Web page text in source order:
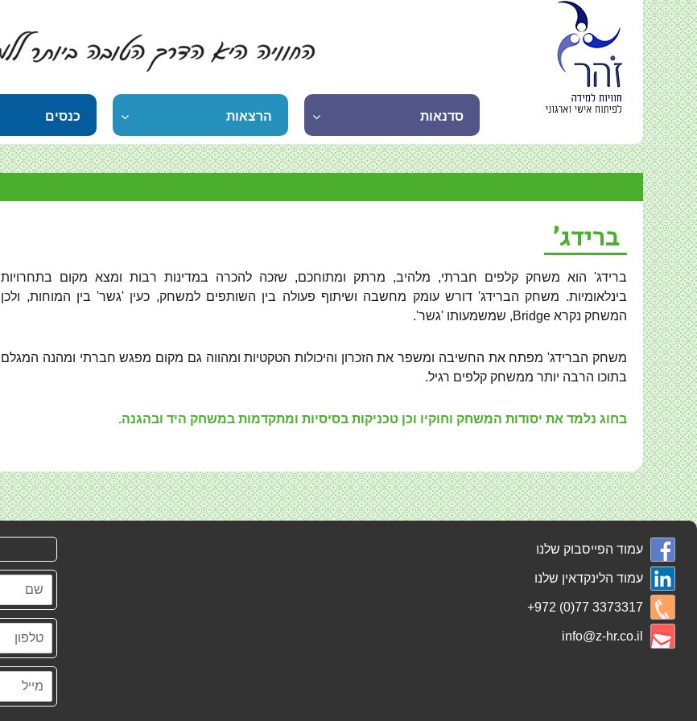
סדנאות הרצאות כנסים
ברידג'
ברידג' הוא משחק קלפים חברתי, מלהיב, מרתק ומתוחכם, שזכה להכרה במדינות רבות ומצא מקום בתחרויות
בינלאומיות. משחק הברידג' דורש עומק מחשבה ושיתוף פעולה בין השותפים למשחק, כעין 'גשר' בין המוחות, ולכן
המשחק נקראBridge, שמשמעותו 'גשר'.
משחק הברידג' מפתח את החשיבה ומשפר את הזכרון והיכולות הטקטיות ומהווה גם מקום מפגש חברתי ומהנה המגלם
בתוכו הרבה יותר ממשחק קלפים רגיל.
בחוג נלמד את יסודות המשחק וחוקיו וכן טכניקות בסיסיות ומתקדמות במשחק היד ובהגנה.
עמוד הפייסבוק שלנו
עמוד הלינקדאין שלנו
+972 (0)77 3373317
info@z-hr.co.il